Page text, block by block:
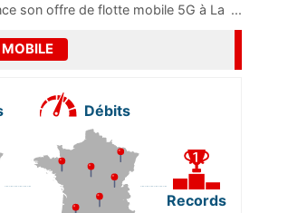
son offre de flotte mobile 5G à La ...
MOBILE
Débits
Records